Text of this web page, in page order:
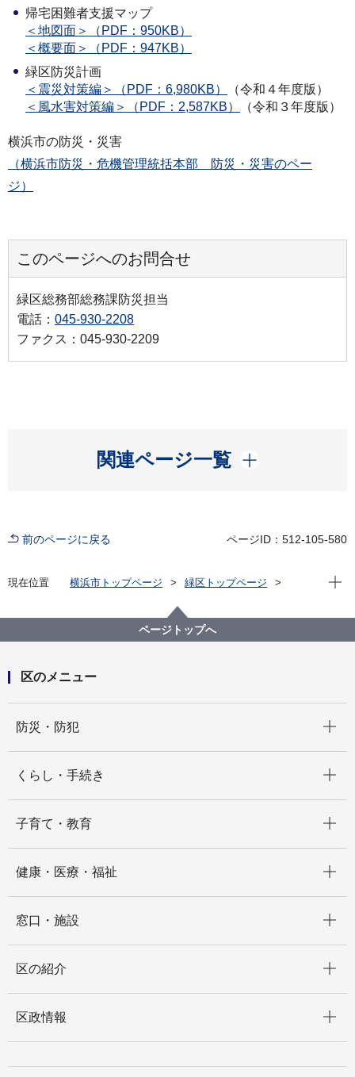
帰宅困難者支援マップ
＜地図面＞（PDF：950KB）
＜概要面＞（PDF：947KB）
緑区防災計画
＜震災対策編＞（PDF：6,980KB）
（令和４年度版）
＜風水害対策編＞（PDF：2,587KB）
（令和３年度版）
横浜市の防災・災害
（横浜市防災・危機管理統括本部 防災・災害のペー
ジ）
このページへのお問合せ
緑区総務部総務課防災担当
電話： 045-930-2208
ファクス：045-930-2209
関連ページ一覧
開く
前のページに戻る ページID：512-105-580
現在位置 横浜市トップページ
緑区トップページ
現在
ページトップへ
区のメニュー
防災・防犯
くらし・手続き
子育て・教育
健康・医療・福祉
窓口・施設
区の紹介
区政情報